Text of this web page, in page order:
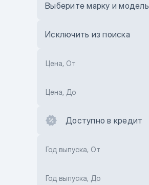
Выберите марку и модель
Исключить из поиска
Цена, От
Цена, До
Доступно в кредит
Год выпуска, От
Год выпуска, До